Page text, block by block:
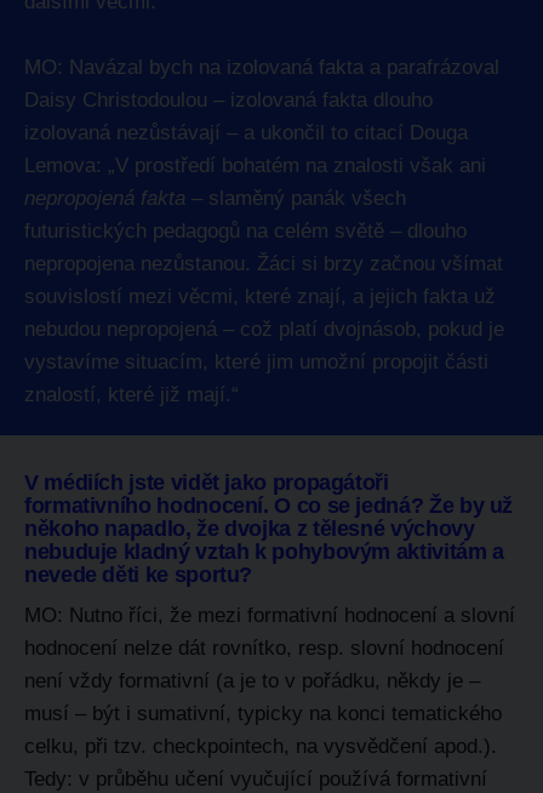
MO: Navázal bych na izolovaná fakta a parafrázoval
Daisy Christodoulou – izolovaná fakta dlouho
izolovaná nezůstávají – a ukončil to citací Douga
Lemova: „V prostředí bohatém na znalosti však ani
nepropojená fakta – slaměný panák všech
futuristických pedagogů na celém světě – dlouho
nepropojena nezůstanou. Žáci si brzy začnou všímat
souvislostí mezi věcmi, které znají, a jejich fakta už
nebudou nepropojená – což platí dvojnásob, pokud je
vystavíme situacím, které jim umožní propojit části
znalostí, které již mají.“
V médiích jste vidět jako propagátoři
formativního hodnocení. O co se jedná? Že by už
někoho napadlo, že dvojka z tělesné výchovy
nebuduje kladný vztah k pohybovým aktivitám a
nevede děti ke sportu?
MO: Nutno říci, že mezi formativní hodnocení a slovní
hodnocení nelze dát rovnítko, resp. slovní hodnocení
není vždy formativní (a je to v pořádku, někdy je –
musí – být i sumativní, typicky na konci tematického
celku, při tzv. checkpointech, na vysvědčení apod.).
Tedy: v průběhu učení vyučující používá formativní